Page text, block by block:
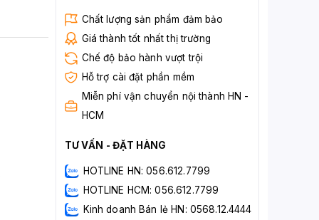
Chất lượng sản phẩm đảm bảo
Giá thành tốt nhất thị trường
Chế độ bảo hành vượt trội
Hỗ trợ cài đặt phần mềm
Miễn phí vận chuyển nội thành HN -
HCM
TƯ VẤN - ĐẶT HÀNG
HOTLINE HN: 056.612.7799
HOTLINE HCM: 056.612.7799
Kinh doanh Bán lẻ HN: 0568.12.4444